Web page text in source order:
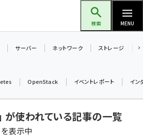
検索 MENU
貢献～仲間と築いた勝利の絆～ (2304)
サーバー ネットワーク ストレージ
OpenStack イベントレポート イン
が使われている記事の一覧
表示中